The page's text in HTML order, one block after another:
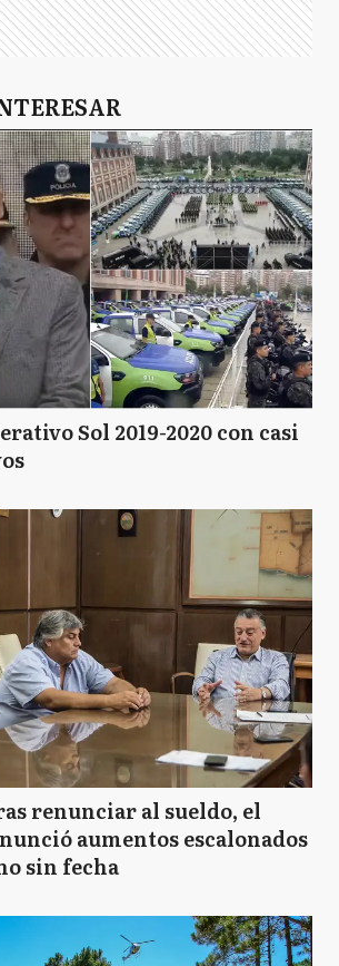
Sol 2019-2020 con casi
renunciar al sueldo, el
aumentos escalonados
sin fecha